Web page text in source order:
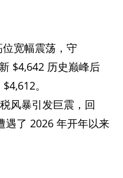
位宽幅震荡，守
$4,642 历史巅峰后
。
税风暴引发巨震，回
遇了 2026 年开年以来